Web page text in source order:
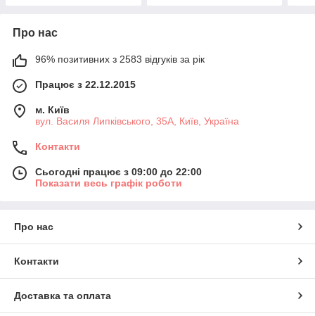
Про нас
96% позитивних з 2583 відгуків за рік
Працює з 22.12.2015
м. Київ
вул. Василя Липківського, 35А, Київ, Україна
Контакти
Сьогодні працює з 09:00 до 22:00
Показати весь графік роботи
Про нас
Контакти
Доставка та оплата